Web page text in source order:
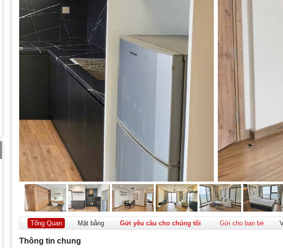
Tổng Quan Mặt bằng Gửi yêu cầu cho chúng tôi Gửi cho bạn bè
Thông tin chung